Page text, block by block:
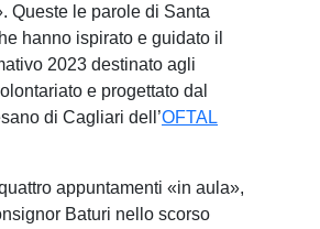
Queste le parole di Santa
hanno ispirato e guidato il
2023 destinato agli
e progettato dal
di Cagliari dell’OFTAL
appuntamenti «in aula»,
Baturi nello scorso